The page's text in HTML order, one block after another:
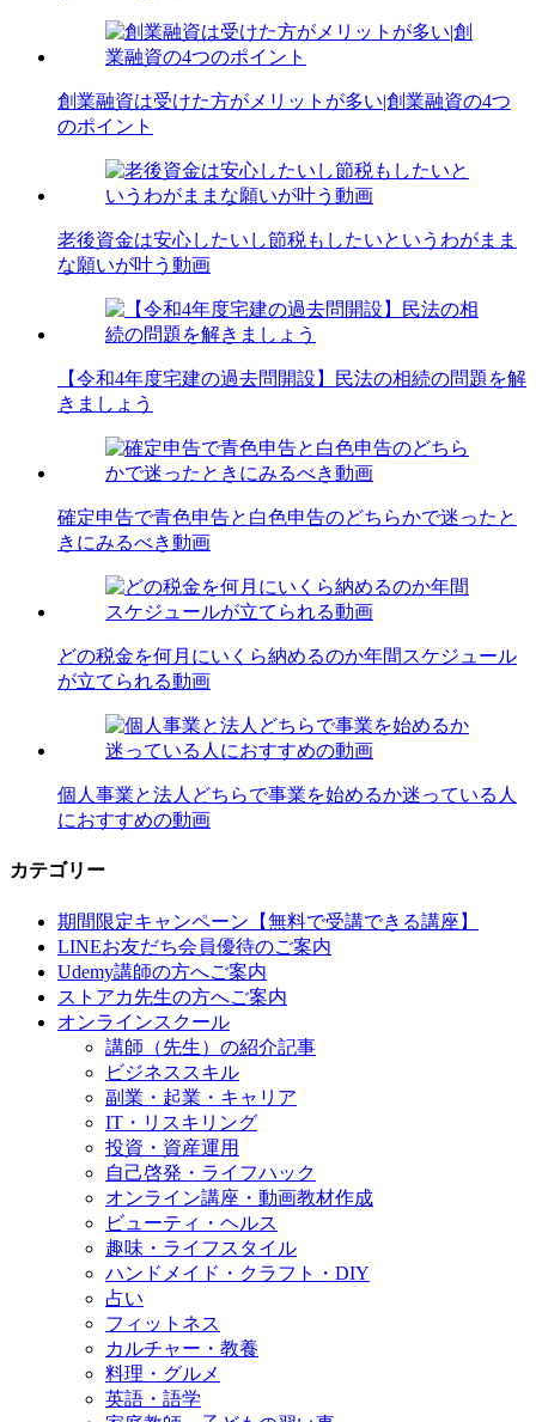
創業融資は受けた方がメリットが多い|創業融資の4つ
のポイント
老後資金は安心したいし節税もしたいというわがまま
な願いが叶う動画
【令和4年度宅建の過去問開設】民法の相続の問題を解
きましょう
確定申告で青色申告と白色申告のどちらかで迷ったと
きにみるべき動画
どの税金を何月にいくら納めるのか年間スケジュール
が立てられる動画
個人事業と法人どちらで事業を始めるか迷っている人
におすすめの動画
カテゴリー
期間限定キャンペーン【無料で受講できる講座】
LINEお友だち会員優待のご案内
Udemy講師の方へご案内
ストアカ先生の方へご案内
オンラインスクール
講師（先生）の紹介記事
ビジネススキル
副業・起業・キャリア
IT・リスキリング
投資・資産運用
自己啓発・ライフハック
オンライン講座・動画教材作成
ビューティ・ヘルス
趣味・ライフスタイル
ハンドメイド・クラフト・DIY
占い
フィットネス
カルチャー・教養
料理・グルメ
英語・語学